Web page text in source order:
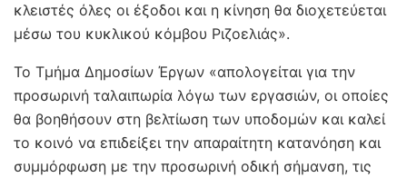
κλειστές όλες οι έξοδοι και η κίνηση θα διοχετεύεται
μέσω του κυκλικού κόμβου Ριζοελιάς».
Το Τμήμα Δημοσίων Έργων «απολογείται για την
προσωρινή ταλαιπωρία λόγω των εργασιών, οι οποίες
θα βοηθήσουν στη βελτίωση των υποδομών και καλεί
το κοινό να επιδείξει την απαραίτητη κατανόηση και
συμμόρφωση με την προσωρινή οδική σήμανση, τις